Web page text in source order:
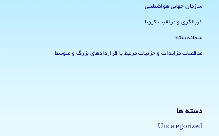
سازمان جهانی هواشناسی
غربالگری و مراقبت کرونا
سامانه ستاد
مناقصات مزایدات و جزئیات مرتبط با قراردادهای بزرگ و متوسط
دسته ها
Uncategorized